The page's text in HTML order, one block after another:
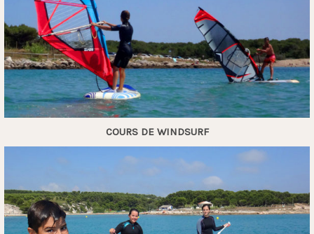
COURS DE WINDSURF